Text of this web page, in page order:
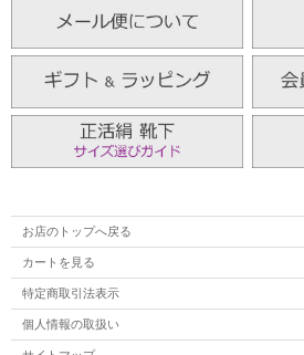
お店のトップへ戻る
カートを見る
特定商取引法表示
個人情報の取扱い